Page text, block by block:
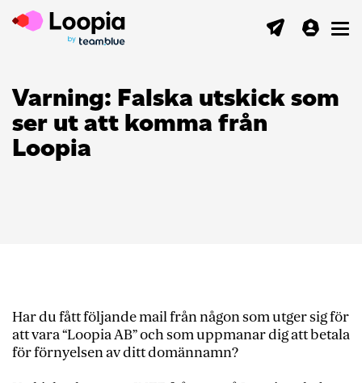
Varning: Falska utskick som
ser ut att komma från
Loopia
Har du fått följande mail från någon som utger sig för
att vara “Loopia AB” och som uppmanar dig att betala
för förnyelsen av ditt domännamn?